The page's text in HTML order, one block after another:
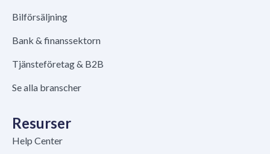
Bilförsäljning
Bank & finanssektorn
Tjänsteföretag & B2B
Se alla branscher
Resurser
Help Center